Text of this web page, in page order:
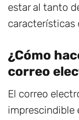
estar al tanto
características
¿Cómo
correo
El correo
imprescindible